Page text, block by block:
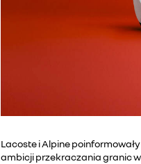
Lacoste i Alpine
ambicji przekraczania granic